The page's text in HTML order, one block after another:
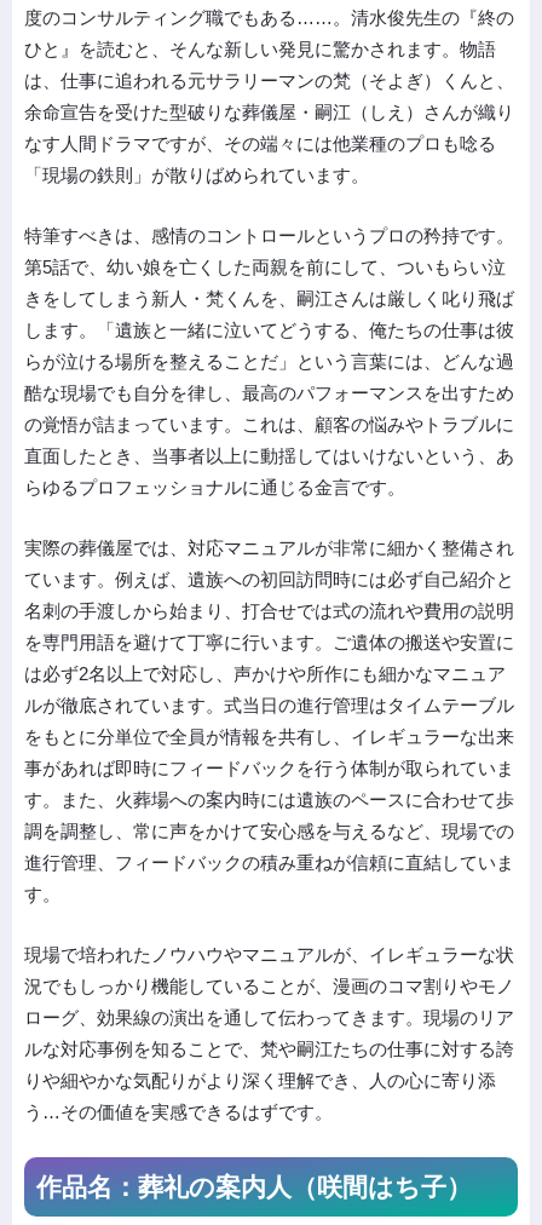
度のコンサルティング職でもある……。清水俊先生の『終の
ひと』を読むと、そんな新しい発見に驚かされます。物語
は、仕事に追われる元サラリーマンの梵（そよぎ）くんと、
余命宣告を受けた型破りな葬儀屋・嗣江（しえ）さんが織り
なす人間ドラマですが、その端々には他業種のプロも唸る
「現場の鉄則」が散りばめられています。
特筆すべきは、感情のコントロールというプロの矜持です。
第5話で、幼い娘を亡くした両親を前にして、ついもらい泣
きをしてしまう新人・梵くんを、嗣江さんは厳しく叱り飛ば
します。「遺族と一緒に泣いてどうする、俺たちの仕事は彼
らが泣ける場所を整えることだ」という言葉には、どんな過
酷な現場でも自分を律し、最高のパフォーマンスを出すため
の覚悟が詰まっています。これは、顧客の悩みやトラブルに
直面したとき、当事者以上に動揺してはいけないという、あ
らゆるプロフェッショナルに通じる金言です。
実際の葬儀屋では、対応マニュアルが非常に細かく整備され
ています。例えば、遺族への初回訪問時には必ず自己紹介と
名刺の手渡しから始まり、打合せでは式の流れや費用の説明
を専門用語を避けて丁寧に行います。ご遺体の搬送や安置に
は必ず2名以上で対応し、声かけや所作にも細かなマニュア
ルが徹底されています。式当日の進行管理はタイムテーブル
をもとに分単位で全員が情報を共有し、イレギュラーな出来
事があれば即時にフィードバックを行う体制が取られていま
す。また、火葬場への案内時には遺族のペースに合わせて歩
調を調整し、常に声をかけて安心感を与えるなど、現場での
進行管理、フィードバックの積み重ねが信頼に直結していま
す。
現場で培われたノウハウやマニュアルが、イレギュラーな状
況でもしっかり機能していることが、漫画のコマ割りやモノ
ローグ、効果線の演出を通して伝わってきます。現場のリア
ルな対応事例を知ることで、梵や嗣江たちの仕事に対する誇
りや細やかな気配りがより深く理解でき、人の心に寄り添
う…その価値を実感できるはずです。
作品名：葬礼の案内人（咲間はち子）